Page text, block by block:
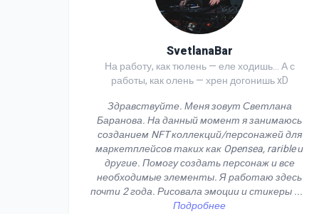
SvetlanaBar
На работу, как тюлень — еле ходишь… А с
работы, как олень — хрен догонишь xD
Здравствуйте. Меня зовут Светлана
Баранова. На данный момент я занимаюсь
созданием NFT коллекций/персонажей для
маркетплейсов таких как Opensea, rarible и
другие. Помогу создать персонаж и все
необходимые элементы. Я работаю здесь
почти 2 года. Рисовала эмоции и стикеры...
Подробнее